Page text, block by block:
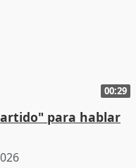
00:29
para hablar